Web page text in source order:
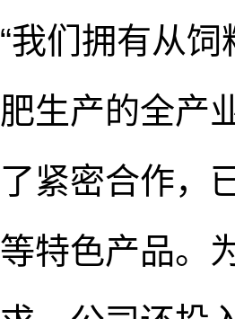
“我们拥有从
肥生产的全产
了紧密合作，
等特色产品。